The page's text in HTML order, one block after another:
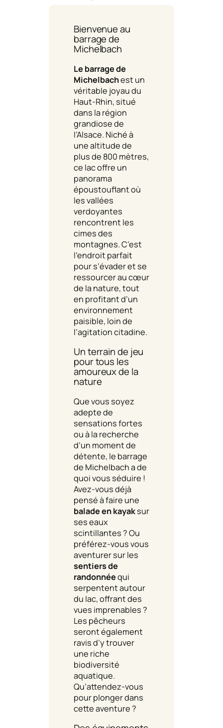
Bienvenue au
barrage de
Michelbach
Le barrage de
Michelbachest un
véritable joyau du
Haut-Rhin, situé
dans la région
grandiose de
l’Alsace. Niché à
une altitude de
plus de 800 mètres,
ce lac offre un
panorama
époustouflant où
les vallées
verdoyantes
rencontrent les
cimes des
montagnes. C’est
l’endroit parfait
pour s’évader et se
ressourcer au cœur
de la nature, tout
en profitant d’un
environnement
paisible, loin de
l’agitation citadine.
Un terrain de jeu
pour tous les
amoureux de la
nature
Que vous soyez
adepte de
sensations fortes
ou à la recherche
d’un moment de
détente, le barrage
de Michelbach a de
quoi vous séduire !
Avez-vous déjà
pensé à faire une
balade en kayaksur
ses eaux
scintillantes ? Ou
préférez-vous vous
aventurer sur les
sentiers de
randonnéequi
serpentent autour
du lac, offrant des
vues imprenables ?
Les pêcheurs
seront également
ravis d’y trouver
une riche
biodiversité
aquatique.
Qu’attendez-vous
pour plonger dans
cette aventure ?